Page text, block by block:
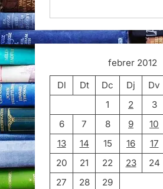
febrer 2012
Dl
Dt Dc Dj Dv
1
2 3
6
7 8 9 10
13
14 15 16 17
20
21 22 23 24
27
28
29